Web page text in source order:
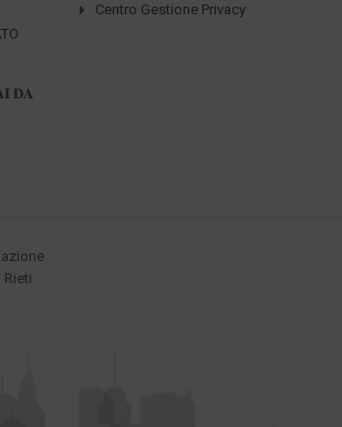
𝐃𝐀
Centro Gestione Privacy
Rieti